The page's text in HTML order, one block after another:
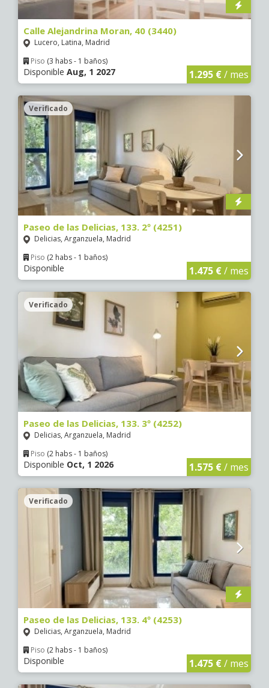
Calle Alejandrina Moran, 40 (3440)
Lucero, Latina, Madrid
Piso (3 habs - 1 baños)
Disponible Aug, 1 2027 1.295 €/ mes
Verificado
Paseo de las Delicias, 133. 2º (4251)
Delicias, Arganzuela, Madrid
Piso (2 habs - 1 baños)
Disponible 1.475 €/ mes
Verificado
Paseo de las Delicias, 133. 3º (4252)
Delicias, Arganzuela, Madrid
Piso (2 habs - 1 baños)
Disponible Oct, 1 2026 1.575 €/ mes
Verificado
Paseo de las Delicias, 133. 4º (4253)
Delicias, Arganzuela, Madrid
Piso (2 habs - 1 baños)
Disponible 1.475 €/ mes